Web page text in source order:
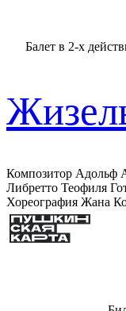
Балет в 2-х
Композитор Адольф
Либретто Теофиля
Хореография Жана